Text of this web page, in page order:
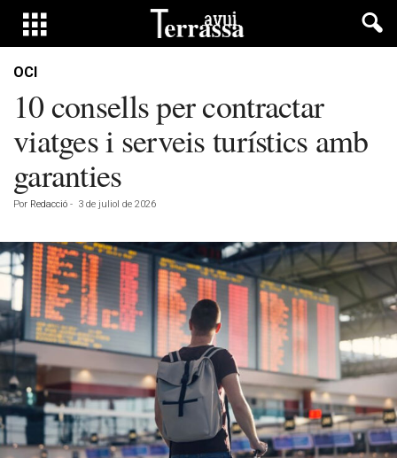
OCI
10 consells per contractar
viatges i serveis turístics amb
garanties
Por Redacció - 3 de juliol de 2026